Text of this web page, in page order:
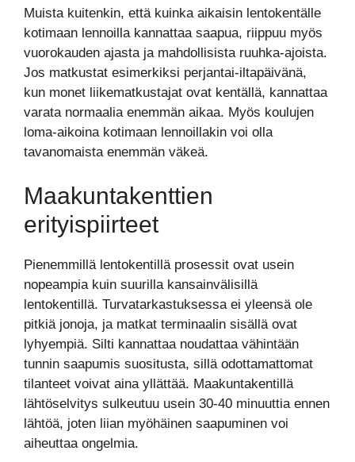
Muista kuitenkin, että kuinka aikaisin lentokentälle
kotimaan lennoilla kannattaa saapua, riippuu myös
vuorokauden ajasta ja mahdollisista ruuhka-ajoista.
Jos matkustat esimerkiksi perjantai-iltapäivänä,
kun monet liikematkustajat ovat kentällä, kannattaa
varata normaalia enemmän aikaa. Myös koulujen
loma-aikoina kotimaan lennoillakin voi olla
tavanomaista enemmän väkeä.
Maakuntakenttien
erityispiirteet
Pienemmillä lentokentillä prosessit ovat usein
nopeampia kuin suurilla kansainvälisillä
lentokentillä. Turvatarkastuksessa ei yleensä ole
pitkiä jonoja, ja matkat terminaalin sisällä ovat
lyhyempiä. Silti kannattaa noudattaa vähintään
tunnin saapumis suositusta, sillä odottamattomat
tilanteet voivat aina yllättää. Maakuntakentillä
lähtöselvitys sulkeutuu usein 30-40 minuuttia ennen
lähtöä, joten liian myöhäinen saapuminen voi
aiheuttaa ongelmia.